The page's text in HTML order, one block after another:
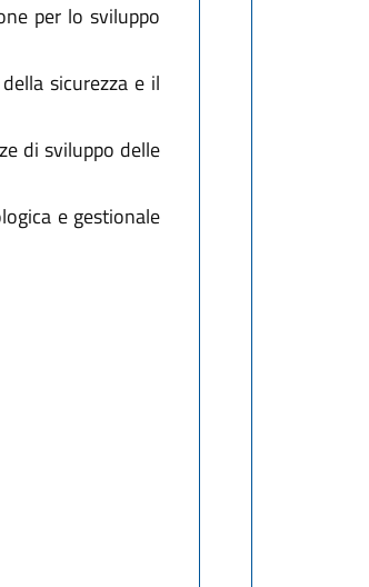
per lo sviluppo
sicurezza e il
di sviluppo delle
e gestionale